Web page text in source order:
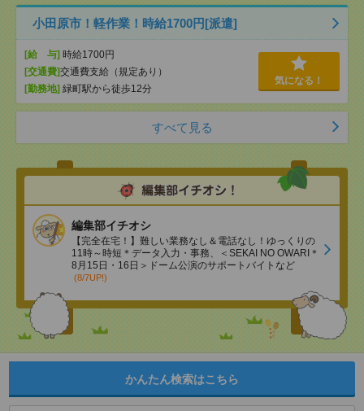
小田原市！軽作業！時給1700円[派遣]
[給 与] 時給1700円
[交通費]交通費支給（規定あり）
[勤務地] 緑町駅から徒歩12分
気になる！
すべて見る
編集部イチオシ
【完全在宅！】難しい業務なし＆電話なし！ゆっくりの
11時～時短＊データ入力・事務、＜SEKAI NO OWARI＊
8月15日・16日＞ドーム公演のサポートバイトなど
(8/7UP!)
かんたん検索はこちら